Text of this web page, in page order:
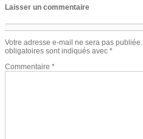
Laisser un commentaire
Votre adresse e-mail ne sera pas publiée.
obligatoires sont indiqués avec *
Commentaire *